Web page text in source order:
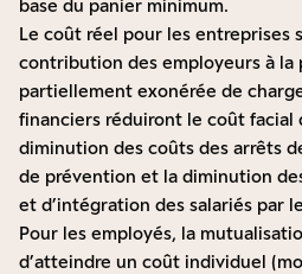
base du panier minimum.
Le coût réel pour les entreprises
contribution des employeurs à la
partiellement exonérée de
financiers réduiront le coût
diminution des coûts des arrêts
de prévention et la diminution
et d’intégration des salariés par
Pour les employés, la
d’atteindre un coût individuel